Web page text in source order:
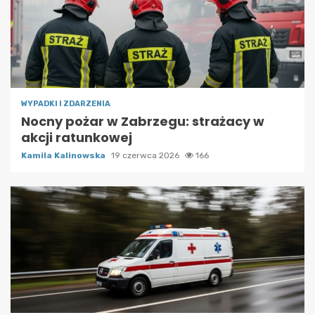
WYPADKI I ZDARZENIA
Nocny pożar w Zabrzegu: strażacy w
akcji ratunkowej
Kamila Kalinowska 19 czerwca 2026 166